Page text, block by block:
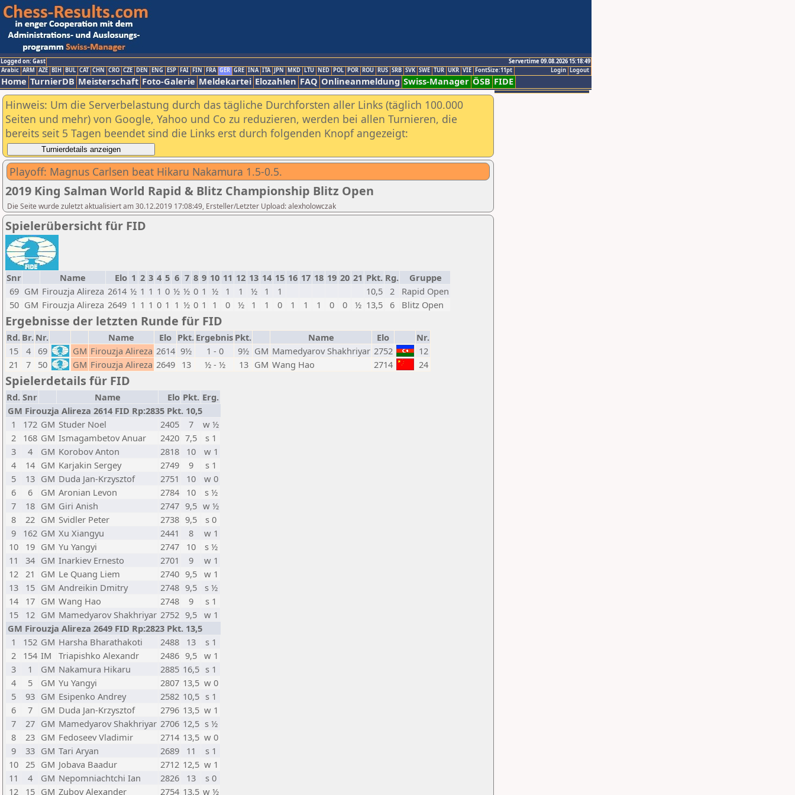
Logged on: Gast
Servertime 09.08.2026 15:18:49
Logout
Login
Arabic ARM AZE BIH BUL CAT CHN CRO CZE DEN ENG ESP FAI FIN FRA GER GRE INA ITA JPN MKD LTU NED POL POR ROU RUS SRB SVK SWE TUR UKR VIE FontSize:11pt
Home TurnierDB Meisterschaft Foto-Galerie Meldekartei Elozahlen FAQ Onlineanmeldung Swiss-Manager ÖSB FIDE
Hinweis: Um die Serverbelastung durch das tägliche Durchforsten aller Links (täglich 100.000
Seiten und mehr) von Google, Yahoo und Co zu reduzieren, werden bei allen Turnieren, die
bereits seit 5 Tagen beendet sind die Links erst durch folgenden Knopf angezeigt:
Playoff: Magnus Carlsen beat Hikaru Nakamura 1.5-0.5.
2019 King Salman World Rapid & Blitz Championship Blitz Open
Die Seite wurde zuletzt aktualisiert am 30.12.2019 17:08:49, Ersteller/Letzter Upload: alexholowczak
Spielerübersicht für FID
Snr Name Elo 1 2 3 4 5 6 7 8 9 10 11 12 13 14 15 16 17 18 19 20 21 Pkt. Rg.
Gruppe
69 GM Firouzja Alireza 2614 ½ 1 1 1 0 ½ ½ 0 1 ½ 1 1 ½ 1 1 10,5 2
Rapid Open
50 GM Firouzja Alireza 2649 1 1 1 0 1 1 ½ 0 1 1 0 ½ 1 1 0 1 1 1 0 0 ½ 13,5 6 Blitz Open
Ergebnisse der letzten Runde für FID
Rd. Br. Nr. Name Elo Pkt. Ergebnis Pkt. Name Elo
Nr.
15
4 69 GM Firouzja Alireza 2614 9½ 1 - 0 9½ GM Mamedyarov Shakhriyar 2752
12
21
7 50 GM Firouzja Alireza 2649 13 ½ - ½ 13 GM Wang Hao 2714 24
Spielerdetails für FID
Rd. Snr Name Elo Pkt. Erg.
GM Firouzja Alireza 2614 FID Rp:2835 Pkt. 10,5
1
172 GM Studer Noel 2405 7
w ½
2
168 GM Ismagambetov Anuar 2420 7,5
s 1
3
4 GM Korobov Anton 2818 10
w 1
4
14 GM Karjakin Sergey 2749 9
s 1
5
13 GM Duda Jan-Krzysztof 2751 10
w 0
6
6 GM Aronian Levon 2784 10
s ½
7
18 GM Giri Anish 2747 9,5 w ½
8
22 GM Svidler Peter 2738 9,5
s 0
9
162 GM Xu Xiangyu 2441 8
w 1
10
19 GM Yu Yangyi 2747 10
s ½
11
34 GM Inarkiev Ernesto 2701 9
w 1
12 21 GM Le Quang Liem 2740 9,5 w 1
13
15 GM Andreikin Dmitry 2748 9,5
s ½
14
17 GM Wang Hao 2748 9
s 1
15
12 GM Mamedyarov Shakhriyar 2752 9,5 w 1
GM Firouzja Alireza 2649 FID Rp:2823 Pkt. 13,5
1
152 GM Harsha Bharathakoti 2488 13
s 1
2
154 IM Triapishko Alexandr 2486 9,5 w 1
3
1 GM Nakamura Hikaru 2885 16,5 s 1
4
5 GM Yu Yangyi 2807 13,5 w 0
5
93 GM Esipenko Andrey 2582 10,5 s 1
6
7 GM Duda Jan-Krzysztof 2796 13,5 w 1
7
27 GM Mamedyarov Shakhriyar 2706 12,5 s ½
8
23 GM Fedoseev Vladimir 2714 13,5 w 0
9
33 GM Tari Aryan 2689 11
s 1
10 25 GM Jobava Baadur 2712 12,5 w 1
11
4 GM Nepomniachtchi Ian 2826 13
s 0
12
15 GM Zubov Alexander 2754 13,5 w ½